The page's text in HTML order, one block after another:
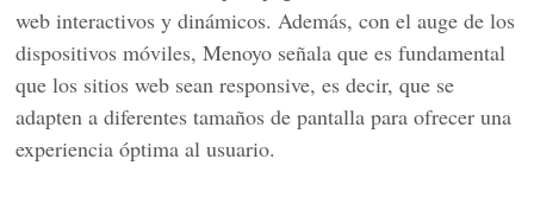
web interactivos y dinámicos. Además, con el auge de los
dispositivos móviles, Menoyo señala que es fundamental
que los sitios web sean responsive, es decir, que se
adapten a diferentes tamaños de pantalla para ofrecer una
experiencia óptima al usuario.